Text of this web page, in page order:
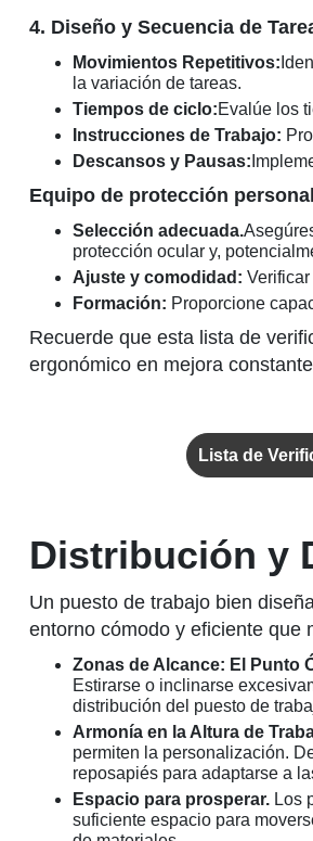
4. Diseño y Secuencia de
Movimientos Repetitivos:
la variación de tareas.
Tiempos de ciclo:Evalúe los
Instrucciones de Trabajo:
Descansos y Pausas:
Equipo de protección
Selección adecuada.
protección ocular y,
Ajuste y comodidad:
Formación: Proporcione
Recuerde que esta lista de
ergonómico en mejora
Lista de
Distribución y
Un puesto de trabajo bien
entorno cómodo y eficiente que
Zonas de Alcance: El Punto
Estirarse o inclinarse
distribución del puesto de
Armonía en la Altura de
permiten la personalización.
reposapiés para adaptarse a
Espacio para prosperar. Los
suficiente espacio para